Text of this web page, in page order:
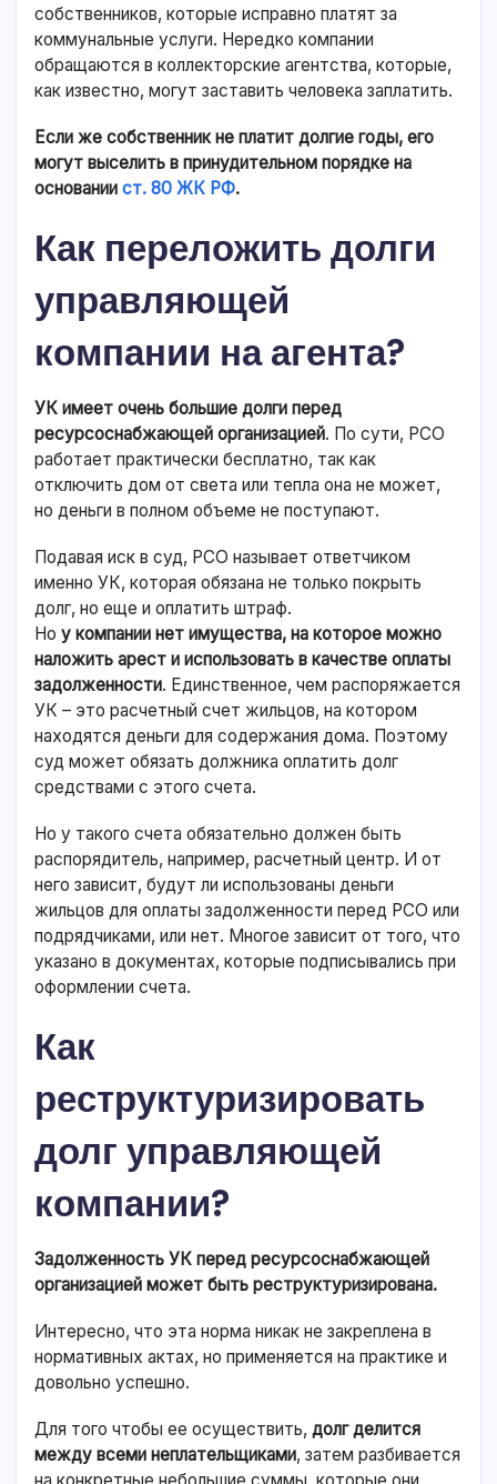
собственников, которые исправно платят за
коммунальные услуги. Нередко компании
обращаются в коллекторские агентства, которые,
как известно, могут заставить человека заплатить.
Если же собственник не платит долгие годы, его
могут выселить в принудительном порядке на
основаниист. 80 ЖК РФ.
Как переложить долги
управляющей
компании на агента?
УК имеет очень большие долги перед
ресурсоснабжающей организацией. По сути, РСО
работает практически бесплатно, так как
отключить дом от света или тепла она не может,
но деньги в полном объеме не поступают.
Подавая иск в суд, РСО называет ответчиком
именно УК, которая обязана не только покрыть
долг, но еще и оплатить штраф.
Ноу компании нет имущества, на которое можно
наложить арест и использовать в качестве оплаты
задолженности. Единственное, чем распоряжается
УК – это расчетный счет жильцов, на котором
находятся деньги для содержания дома. Поэтому
суд может обязать должника оплатить долг
средствами с этого счета.
Но у такого счета обязательно должен быть
распорядитель, например, расчетный центр. И от
него зависит, будут ли использованы деньги
жильцов для оплаты задолженности перед РСО или
подрядчиками, или нет. Многое зависит от того, что
указано в документах, которые подписывались при
оформлении счета.
Как
реструктуризировать
долг управляющей
компании?
Задолженность УК перед ресурсоснабжающей
организацией может быть реструктуризирована.
Интересно, что эта норма никак не закреплена в
нормативных актах, но применяется на практике и
довольно успешно.
Для того чтобы ее осуществить,долг делится
между всеми неплательщиками, затем разбивается